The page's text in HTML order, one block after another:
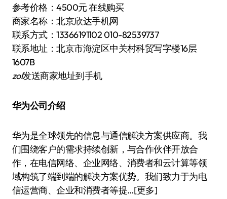
参考价格：4500元 在线购买
商家名称：北京欣达手机网
联系方式：13366191102 010-82539737
联系地址：北京市海淀区中关村科贸写字楼16层
1607B
zol发送商家地址到手机
华为公司介绍
华为是全球领先的信息与通信解决方案供应商。我
们围绕客户的需求持续创新，与合作伙伴开放合
作，在电信网络、企业网络、消费者和云计算等领
域构筑了端到端的解决方案优势。我们致力于为电
信运营商、企业和消费者等提…[更多]